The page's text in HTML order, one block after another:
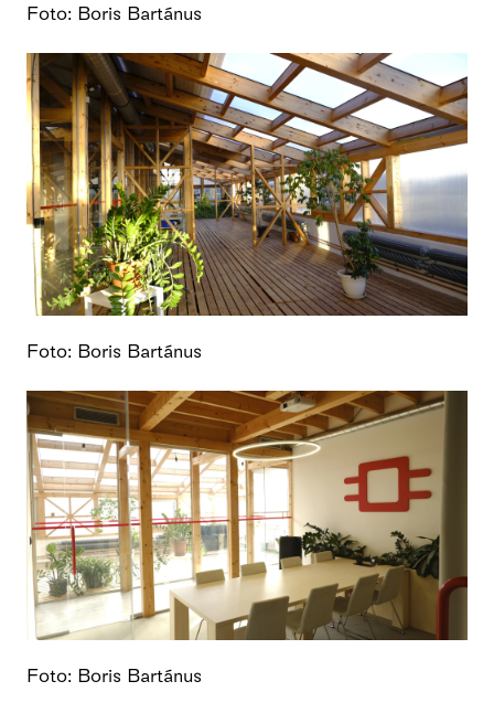
Foto: Boris Bartánus
Foto: Boris Bartánus
Foto: Boris Bartánus